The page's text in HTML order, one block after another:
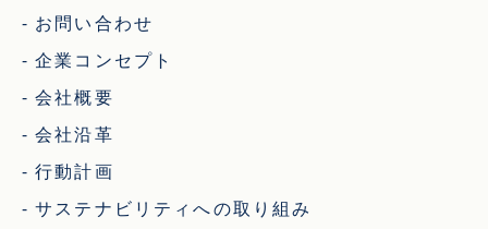
お問い合わせ
企業コンセプト
会社概要
会社沿革
行動計画
サステナビリティへの取り組み